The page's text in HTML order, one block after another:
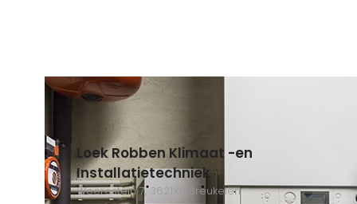
Loek Robben Klimaat -en
Installatietechniek
Weerestein 7, 3621XR Breukelen